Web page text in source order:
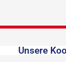
Unsere